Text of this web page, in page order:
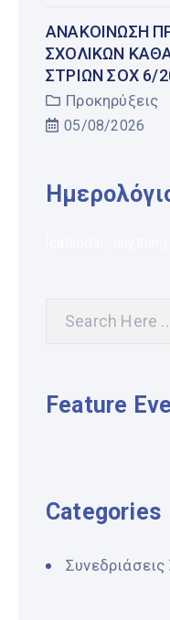
AΝΑΚΟΙΝΩΣΗ
ΣΧΟΛΙΚΩΝ
ΣΤΡΙΩΝ ΣΟΧ 6/
Προκηρύξεις
05/08/2026
Feature
Categories